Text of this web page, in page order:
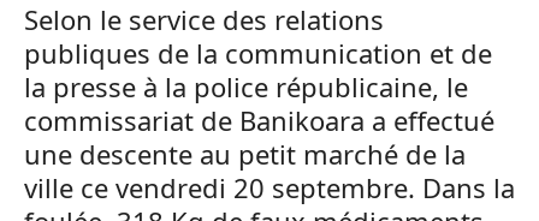
Selon le service des relations
publiques de la communication et de
la presse à la police républicaine, le
commissariat de Banikoara a effectué
une descente au petit marché de la
ville ce vendredi 20 septembre. Dans la